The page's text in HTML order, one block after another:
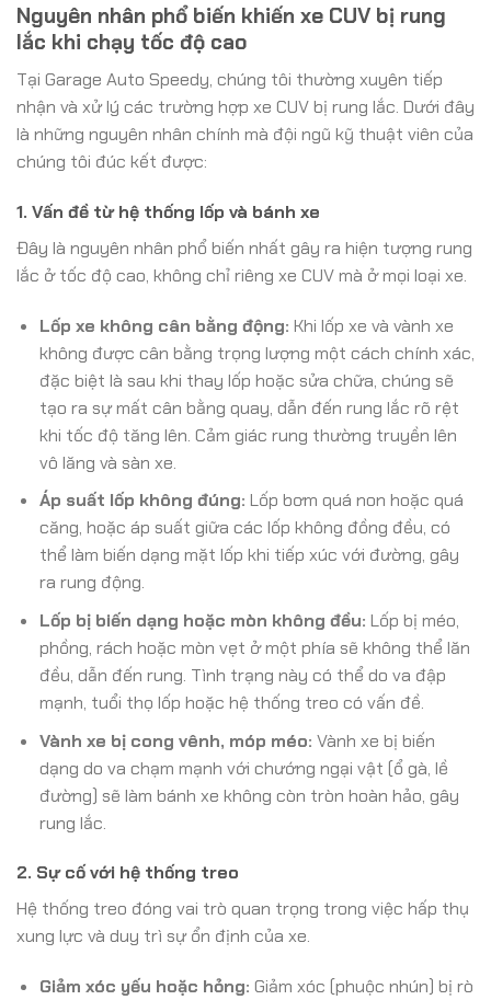
Nguyên nhân phổ biến khiến xe CUV bị rung
lắc khi chạy tốc độ cao
Tại Garage Auto Speedy, chúng tôi thường xuyên tiếp
nhận và xử lý các trường hợp xe CUV bị rung lắc. Dưới đây
là những nguyên nhân chính mà đội ngũ kỹ thuật viên của
chúng tôi đúc kết được:
1. Vấn đề từ hệ thống lốp và bánh xe
Đây là nguyên nhân phổ biến nhất gây ra hiện tượng rung
lắc ở tốc độ cao, không chỉ riêng xe CUV mà ở mọi loại xe.
Lốp xe không cân bằng động: Khi lốp xe và vành xe
không được cân bằng trọng lượng một cách chính xác,
đặc biệt là sau khi thay lốp hoặc sửa chữa, chúng sẽ
tạo ra sự mất cân bằng quay, dẫn đến rung lắc rõ rệt
khi tốc độ tăng lên. Cảm giác rung thường truyền lên
vô lăng và sàn xe.
Áp suất lốp không đúng: Lốp bơm quá non hoặc quá
căng, hoặc áp suất giữa các lốp không đồng đều, có
thể làm biến dạng mặt lốp khi tiếp xúc với đường, gây
ra rung động.
Lốp bị biến dạng hoặc mòn không đều: Lốp bị méo,
phồng, rách hoặc mòn vẹt ở một phía sẽ không thể lăn
đều, dẫn đến rung. Tình trạng này có thể do va đập
mạnh, tuổi thọ lốp hoặc hệ thống treo có vấn đề.
Vành xe bị cong vênh, móp méo: Vành xe bị biến
dạng do va chạm mạnh với chướng ngại vật (ổ gà, lề
đường) sẽ làm bánh xe không còn tròn hoàn hảo, gây
rung lắc.
2. Sự cố với hệ thống treo
Hệ thống treo đóng vai trò quan trọng trong việc hấp thụ
xung lực và duy trì sự ổn định của xe.
Giảm xóc yếu hoặc hỏng: Giảm xóc (phuộc nhún) bị rò